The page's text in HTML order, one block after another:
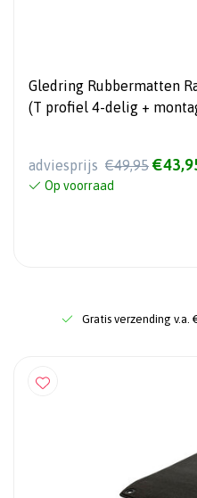
Gledring Rubbermatten
(T profiel 4-delig +
adviesprijs €49,95
Op voorraad
Gratis verzending v.a.